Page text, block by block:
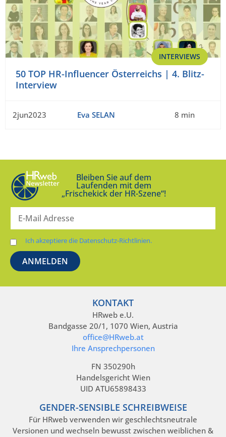
INTERVIEWS
50 TOP HR-Influencer Österreichs | 4. Blitz-
Interview
2jun2023 Eva SELAN 8 min
Bleiben Sie auf dem
Laufenden mit dem
„Frischekick der HR-Szene“!
Ich akzeptiere die Datenschutz-Richtlinien.
KONTAKT
HRweb e.U.
Bandgasse 20/1, 1070 Wien, Austria
office@HRweb.at
Ihre Ansprechpersonen
FN 350290h
Handelsgericht Wien
UID ATU65898433
GENDER-SENSIBLE SCHREIBWEISE
Für HRweb verwenden wir geschlechtsneutrale
Versionen und wechseln bewusst zwischen weiblichen &